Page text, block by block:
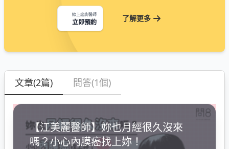
線上諮詢醫師
立即預約 了解更多
文章(2篇) 問答(1個)
【江美麗醫師】妳也月經很久沒來
嗎？小心內膜癌找上妳！